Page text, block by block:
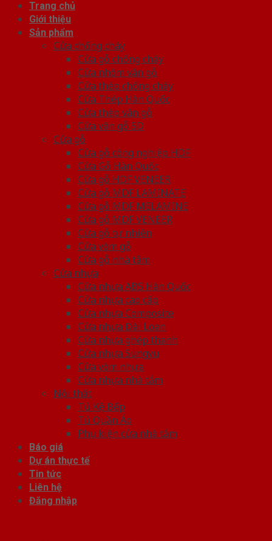
Trang chủ
Giới thiệu
Sản phẩm
Cửa chống cháy
Cửa gỗ chống cháy
Cửa nhôm vân gỗ
Cửa thép chống cháy
Cửa Thép Hàn Quốc
Cửa thép vân gỗ
Cửa vân gỗ 5D
Cửa gỗ
Cửa gỗ công nghiệp HDF
Cửa Gỗ Hàn Quốc
Cửa gỗ HDF VENEER
Cửa gỗ MDF LAMINATE
Cửa gỗ MDF MELAMINE
Cửa gỗ MDF VENEER
Cửa gỗ tự nhiên
Cửa vòm gỗ
Cửa gỗ nhà tắm
Cửa nhựa
Cửa nhựa ABS Hàn Quốc
Cửa nhựa cao cấp
Cửa nhựa Composite
Cửa nhựa Đài Loan
Cửa nhựa ghép thanh
Cửa nhựa Sungyu
Cửa vòm nhựa
Cửa nhựa nhà tắm
Nội thất
Tủ Kệ Bếp
Tủ Quần Áo
Phụ kiện cửa nhà tắm
Báo giá
Dự án thực tế
Tin tức
Liên hệ
Đăng nhập